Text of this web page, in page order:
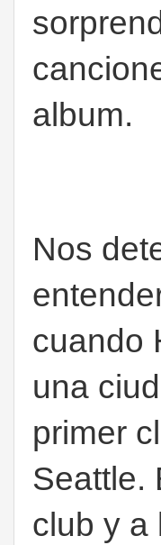
album.
Nos
cuando
una
primer
Seattle.
club y a